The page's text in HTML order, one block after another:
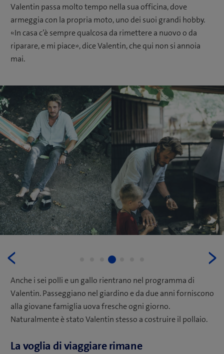
Valentin passa molto tempo nella sua officina, dove
armeggia con la propria moto, uno dei suoi grandi hobby.
«In casa c’è sempre qualcosa da rimettere a nuovo o da
riparare, e mi piace», dice Valentin, che qui non si annoia
mai.
Anche i sei polli e un gallo rientrano nel programma di
Valentin. Passeggiano nel giardino e da due anni forniscono
alla giovane famiglia uova fresche ogni giorno.
Naturalmente è stato Valentin stesso a costruire il pollaio.
La voglia di viaggiare rimane